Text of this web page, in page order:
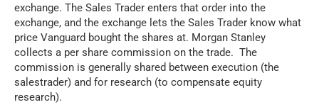
exchange. The Sales Trader enters that order into the
exchange, and the exchange lets the Sales Trader know what
price Vanguard bought the shares at. Morgan Stanley
collects a per share commission on the trade. The
commission is generally shared between execution (the
salestrader) and for research (to compensate equity
research).